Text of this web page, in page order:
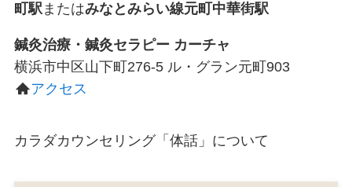
町駅またはみなとみらい線元町中華街駅
鍼灸治療・鍼灸セラピー カーチャ
横浜市中区山下町276-5 ル・グラン元町903
アクセス
カラダカウンセリング「体話」について